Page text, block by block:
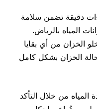
تضمن سلامة
بالرياض.
من أي بقايا
الخزان بشكل كامل
من خلال التأكد